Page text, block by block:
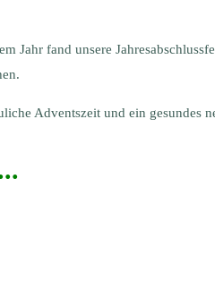
Jahr fand unsere
Adventszeit und ein gesundes